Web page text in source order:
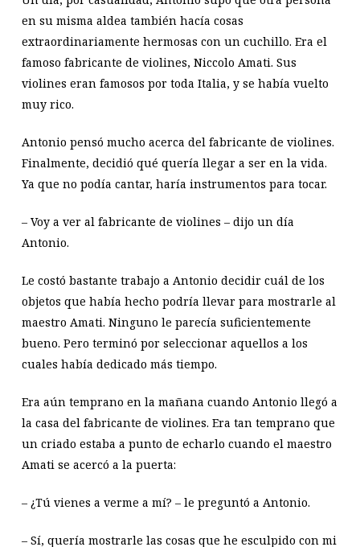
en su misma aldea también hacía cosas
extraordinariamente hermosas con un cuchillo. Era el
famoso fabricante de violines, Niccolo Amati. Sus
violines eran famosos por toda Italia, y se había vuelto
muy rico.
Antonio pensó mucho acerca del fabricante de violines.
Finalmente, decidió qué quería llegar a ser en la vida.
Ya que no podía cantar, haría instrumentos para tocar.
– Voy a ver al fabricante de violines – dijo un día
Antonio.
Le costó bastante trabajo a Antonio decidir cuál de los
objetos que había hecho podría llevar para mostrarle al
maestro Amati. Ninguno le parecía suficientemente
bueno. Pero terminó por seleccionar aquellos a los
cuales había dedicado más tiempo.
Era aún temprano en la mañana cuando Antonio llegó a
la casa del fabricante de violines. Era tan temprano que
un criado estaba a punto de echarlo cuando el maestro
Amati se acercó a la puerta:
– ¿Tú vienes a verme a mí? – le preguntó a Antonio.
– Sí, quería mostrarle las cosas que he esculpido con mi